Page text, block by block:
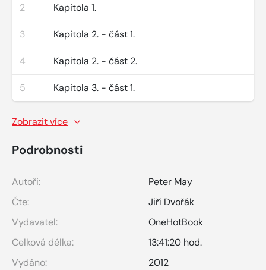
2 Kapitola 1.
3 Kapitola 2. - část 1.
4 Kapitola 2. - část 2.
5 Kapitola 3. - část 1.
Zobrazit více
Podrobnosti
Autoři:
Peter May
Čte:
Jiří Dvořák
Vydavatel:
OneHotBook
Celková délka:
13:41:20 hod.
Vydáno:
2012